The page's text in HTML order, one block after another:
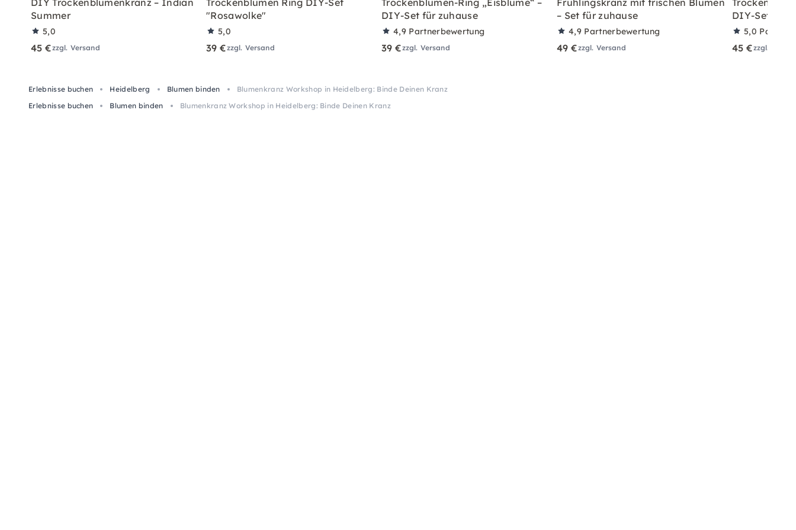
DIY Trockenblumenkranz – Indian
Summer
5,0
45 €zzgl. Versand
Trockenblumen Ring DIY-Set
"Rosawolke"
5,0
39 €zzgl. Versand
Trockenblumen-Ring „Eisblume“ –
DIY-Set für zuhause
4,9 Partnerbewertung
39 €zzgl. Versand
Frühlingskranz mit frischen Blumen
– Set für zuhause
4,9 Partnerbewertung
49 €zzgl. Versand
DIY-Set für
5,0
45 €zzgl.
Erlebnisse buchen Heidelberg Blumen binden
Blumenkranz Workshop in Heidelberg: Binde Deinen Kranz
Erlebnisse buchen
Blumen binden Blumenkranz Workshop in Heidelberg: Binde Deinen Kranz